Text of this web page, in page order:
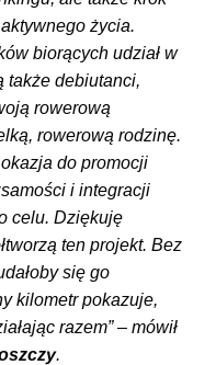
życia.
biorących udział w
także debiutanci,
rowerową
rowerową rodzinę.
do promocji
i integracji
celu. Dziękuję
ten projekt. Bez
się go
kilometr pokazuje,
razem” – mówił
.